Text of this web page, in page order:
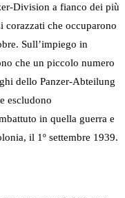
Division a fianco dei più
corazzati che occuparono
Sull’impiego in
che un piccolo numero
dello Panzer-Abteilung
escludono
in quella guerra e
il 1º settembre 1939.